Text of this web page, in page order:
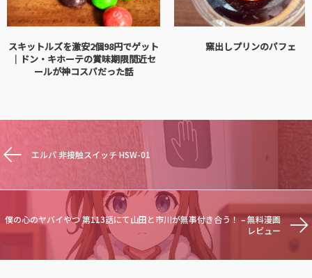
スキットルズを激安2個98円でゲット
｜ドン・キホーテの賞味期限間近セ
ールが神コスパだった話
窯出しプリンのパフェ
エルパ 非接触スイッチ HSW-01
僕の心のヤバイやつ 第113話にて山田と市川が無事付き合う！ – 無料漫画
レビュー